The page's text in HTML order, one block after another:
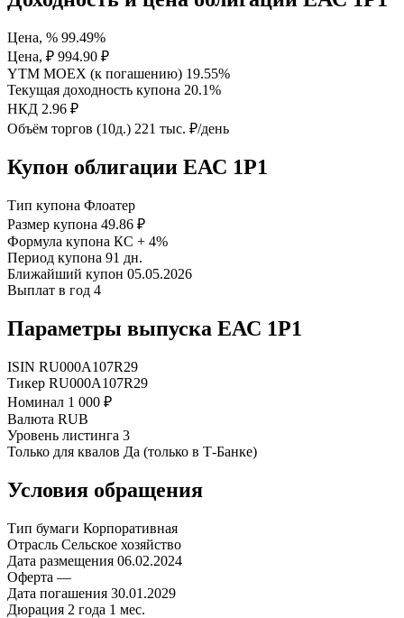
Цена, % 99.49%
Цена, ₽ 994.90 ₽
YTM MOEX (к погашению) 19.55%
Текущая доходность купона 20.1%
НКД 2.96 ₽
Объём торгов (10д.) 221 тыс. ₽/день
Купон облигации ЕАС 1P1
Тип купона Флоатер
Размер купона 49.86 ₽
Формула купона КС + 4%
Период купона 91 дн.
Ближайший купон 05.05.2026
Выплат в год 4
Параметры выпуска ЕАС 1P1
ISIN RU000A107R29
Тикер RU000A107R29
Номинал 1 000 ₽
Валюта RUB
Уровень листинга 3
Только для квалов Да (только в Т-Банке)
Условия обращения
Тип бумаги Корпоративная
Отрасль Сельское хозяйство
Дата размещения 06.02.2024
Оферта —
Дата погашения 30.01.2029
Дюрация 2 года 1 мес.